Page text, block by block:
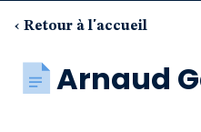
Nos
‹ Retour à l'accueil
Arnaud